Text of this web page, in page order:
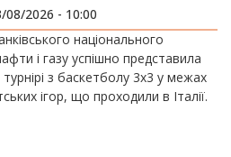
ІГРАХ
08/2026 - 10:00
національного
і газу успішно представила
з баскетболу 3х3 у межах
ігор, що проходили в Італії.